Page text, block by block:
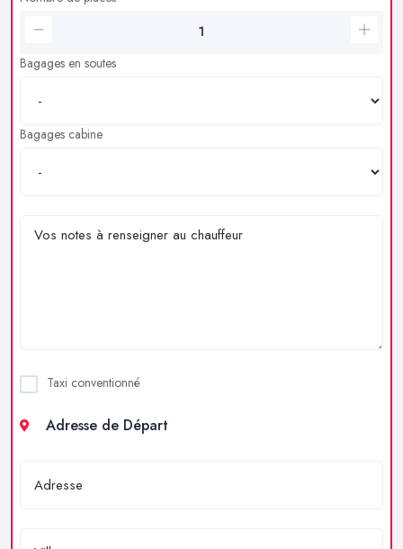
Bagages en soutes
Bagages cabine
Taxi conventionné
Adresse de Départ